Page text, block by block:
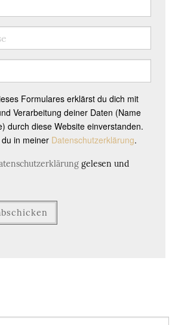
Formulares erklärst du dich mit
Verarbeitung deiner Daten (Name
durch diese Website einverstanden.
in meiner Datenschutzerklärung.
gelesen und